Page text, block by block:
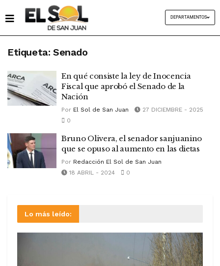
DEPARTAMENTOS
Etiqueta: Senado
En qué consiste la ley de Inocencia
Fiscal que aprobó el Senado de la
Nación
Por El Sol de San Juan
27 DICIEMBRE - 2025
0
Bruno Olivera, el senador sanjuanino
que se opuso al aumento en las dietas
Por Redacción El Sol de San Juan
18 ABRIL - 2024
0
Lo más leído: